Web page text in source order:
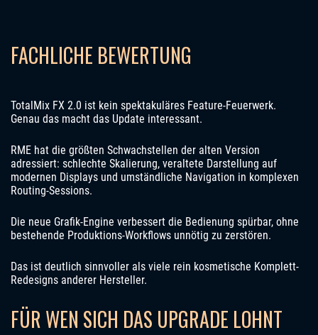
FACHLICHE BEWERTUNG
TotalMix FX 2.0 ist kein spektakuläres Feature-Feuerwerk.
Genau das macht das Update interessant.
RME hat die größten Schwachstellen der alten Version
adressiert: schlechte Skalierung, veraltete Darstellung auf
modernen Displays und umständliche Navigation in komplexen
Routing-Sessions.
Die neue Grafik-Engine verbessert die Bedienung spürbar, ohne
bestehende Produktions-Workflows unnötig zu zerstören.
Das ist deutlich sinnvoller als viele rein kosmetische Komplett-
Redesigns anderer Hersteller.
FÜR WEN SICH DAS UPGRADE LOHNT